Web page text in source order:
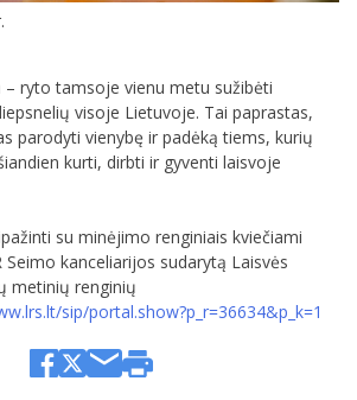
– ryto tamsoje vienu metu sužibėti
visoje Lietuvoje. Tai paprastas,
parodyti vienybę ir padėką tiems, kurių
kurti, dirbti ir gyventi laisvoje
su minėjimo renginiais kviečiami
kanceliarijos sudarytą Laisvės
metinių renginių
sip/portal.show?p_r=36634&p_k=1